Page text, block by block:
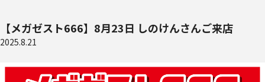
【メガゼスト666】8月23日 しのけんさんご来店
2025.8.21